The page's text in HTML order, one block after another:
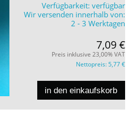
Verfügbarkeit: verfügbar
Wir versenden innerhalb von:
2 - 3 Werktagen
7,09 €
Preis inklusive 23,00% VAT
Nettopreis:5,77 €
in den einkaufskorb